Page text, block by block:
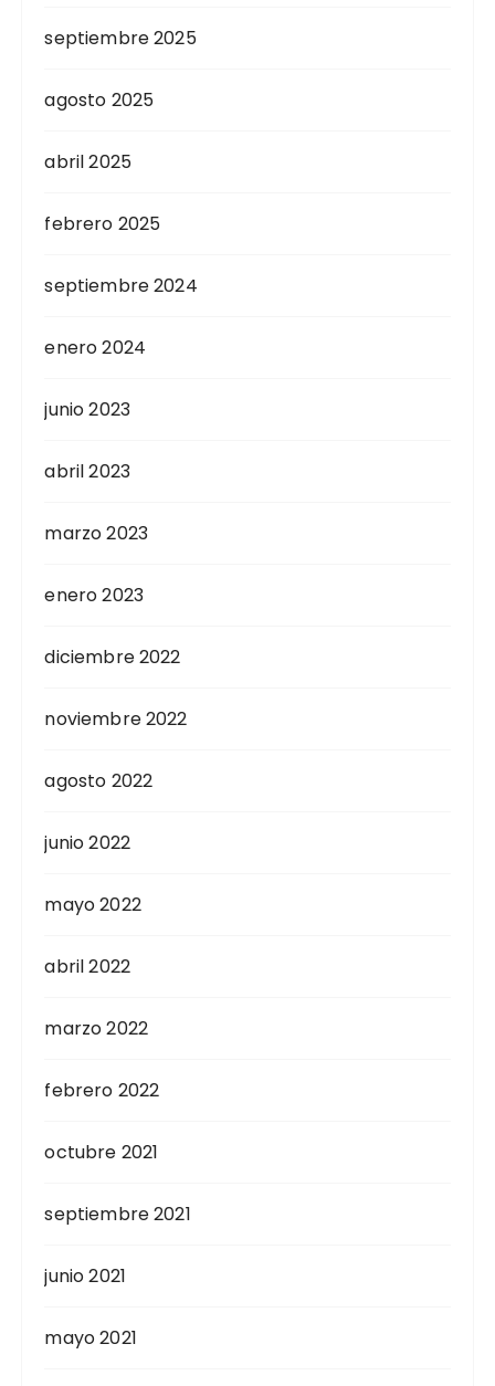
septiembre 2025
agosto 2025
abril 2025
febrero 2025
septiembre 2024
enero 2024
junio 2023
abril 2023
marzo 2023
enero 2023
diciembre 2022
noviembre 2022
agosto 2022
junio 2022
mayo 2022
abril 2022
marzo 2022
febrero 2022
octubre 2021
septiembre 2021
junio 2021
mayo 2021